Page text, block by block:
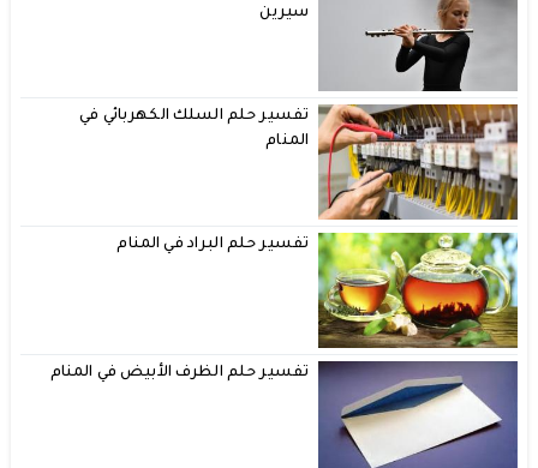
سيرين
تفسير حلم السلك الكهربائي في
المنام
تفسير حلم البراد في المنام
تفسير حلم الظرف الأبيض في المنام